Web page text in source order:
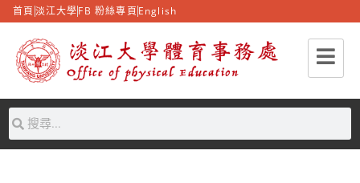
首頁 淡江大學FB 粉絲專頁 English